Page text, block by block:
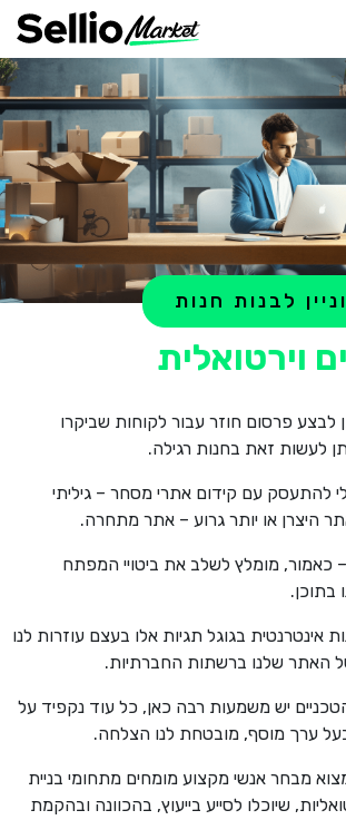
וירטואלית
לבנות חנות
לבצע פרסום חוזר עבור לקוחות שביקרו
לעשות זאת בחנות רגילה.
להתעסק עם קידום אתרי מסחר – גיליתי
היצרן או יותר גרוע – אתר מתחרה.
כאמור, מומלץ לשלב את ביטויי המפתח
בתוכן.
אינטרנטית בגוגל תגיות אלו בעצם עוזרות לנו
האתר שלנו ברשתות החברתיות.
יש משמעות רבה כאן, כל עוד נקפיד על
ובעל ערך מוסף, מובטחת לנו הצלחה.
מבחר אנשי מקצוע מומחים מתחומי בניית
שיוכלו לסייע בייעוץ, בהכוונה ובהקמת